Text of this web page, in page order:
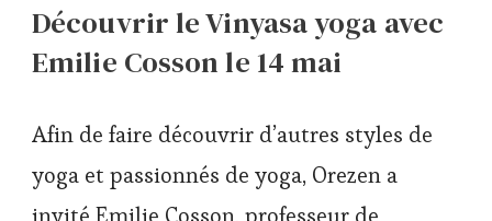
Découvrir le Vinyasa yoga avec
Emilie Cosson le 14 mai
Afin de faire découvrir d’autres styles de
yoga et passionnés de yoga, Orezen a